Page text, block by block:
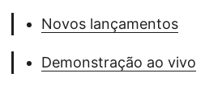
Novos lançamentos
Demonstração ao vivo